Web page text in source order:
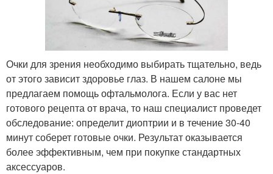
Очки для зрения необходимо выбирать тщательно, ведь
от этого зависит здоровье глаз. В нашем салоне мы
предлагаем помощь офтальмолога. Если у вас нет
готового рецепта от врача, то наш специалист проведет
обследование: определит диоптрии и в течение 30-40
минут соберет готовые очки. Результат оказывается
более эффективным, чем при покупке стандартных
аксессуаров.